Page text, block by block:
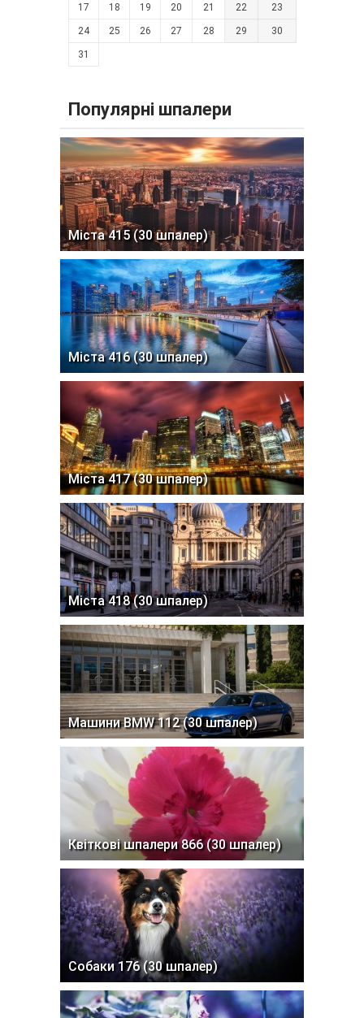
17 18 19 20 21 22 23
24 25 26 27 28 29 30
31
Популярні шпалери
Міста 415 (30 шпалер)
Міста 416 (30 шпалер)
Міста 417 (30 шпалер)
Міста 418 (30 шпалер)
Машини BMW 112 (30 шпалер)
Квіткові шпалери 866 (30 шпалер)
Собаки 176 (30 шпалер)